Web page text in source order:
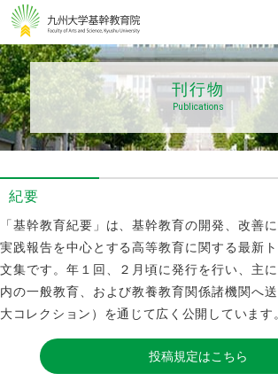
刊行物
Publications
紀要
「基幹教育紀要」は、基幹教育の開発、改善
実践報告を中心とする高等教育に関する最新
文集です。年１回、２月頃に発行を行い、主
内の一般教育、および教養教育関係諸機関へ
大コレクション）を通じて広く公開しています
投稿規定はこちら